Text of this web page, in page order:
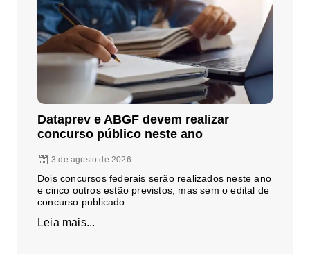
Dataprev e ABGF devem realizar
concurso público neste ano
3 de agosto de 2026
Dois concursos federais serão realizados neste ano
e cinco outros estão previstos, mas sem o edital de
concurso publicado
Leia mais...